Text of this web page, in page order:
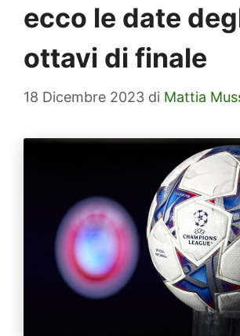
ecco le date
ottavi di finale
18 Dicembre 2023 di Mattia